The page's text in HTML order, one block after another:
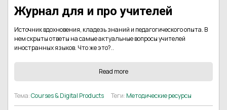
Журнал для и про учителей
Источник вдохновения, кладезь знаний и педагогического опыта. В
нем скрыты ответы на самые актуальные вопросы учителей
иностранных языков. Что же это?..
Read more
Тема:Courses & Digital Products Теги: Методические ресурсы